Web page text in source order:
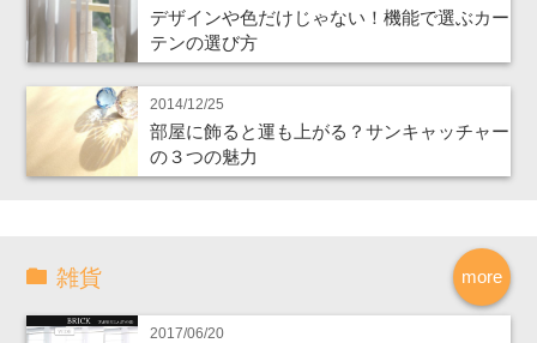
デザインや色だけじゃない！機能で選ぶカー
テンの選び方
2014/12/25
部屋に飾ると運も上がる？サンキャッチャー
の３つの魅力
more
雑貨
2017/06/20